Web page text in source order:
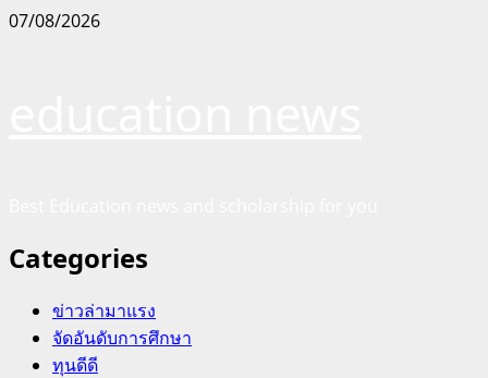
Skip
07/08/2026
Categories
ข่าวล่ามาแรง
จัดอันดับการศึกษา
ทุนดีดี